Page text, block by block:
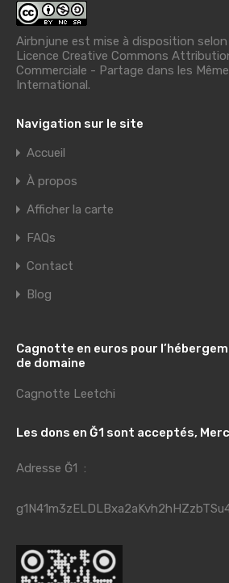
Airbnjune est mise à disposition
Licence Creative Commons
Commerciale - Partage dans les
International.
Navigation sur le site
Accueil
À propos
Afficher la carte
FAQs
Contact
Blog
Cagnotte en euros pour
de domaine
Cagnotte Leetchi
Les dons en Ğ1 sont acceptés,
Adresse Ğ1 :